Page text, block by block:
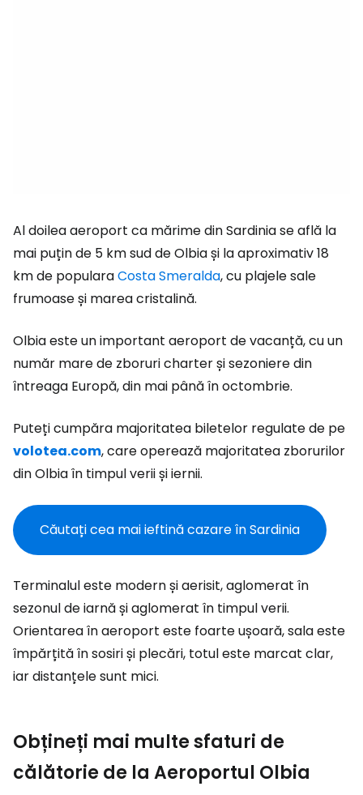
Al doilea aeroport ca mărime din Sardinia se află la
mai puțin de 5 km sud de Olbia și la aproximativ 18
km de popularaCosta Smeralda, cu plajele sale
frumoase și marea cristalină.
Olbia este un important aeroport de vacanță, cu un
număr mare de zboruri charter și sezoniere din
întreaga Europă, din mai până în octombrie.
Puteți cumpăra majoritatea biletelor regulate de pe
volotea.com, care operează majoritatea zborurilor
din Olbia în timpul verii și iernii.
Căutați cea mai ieftină cazare în Sardinia
Terminalul este modern și aerisit, aglomerat în
sezonul de iarnă și aglomerat în timpul verii.
Orientarea în aeroport este foarte ușoară, sala este
împărțită în sosiri și plecări, totul este marcat clar,
iar distanțele sunt mici.
Obțineți mai multe sfaturi de
călătorie de la Aeroportul Olbia